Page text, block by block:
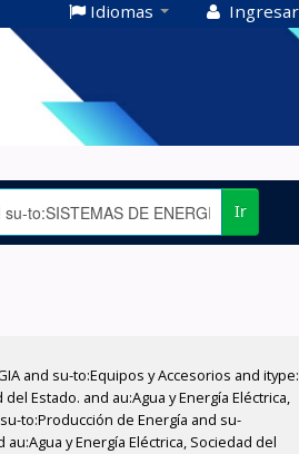
Idiomas
Ir
and su-to:Equipos y Accesorios and
Estado. and au:Agua y Energía Eléctrica,
to:Producción de Energía and su-
y Energía Eléctrica, Sociedad del